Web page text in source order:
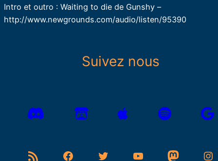
Intro et outro : Waiting to die de Gunshy –
http://www.newgrounds.com/audio/listen/95390
Suivez nous
Flux RSS Facebook Twitter YouTube Mastodon Instagram